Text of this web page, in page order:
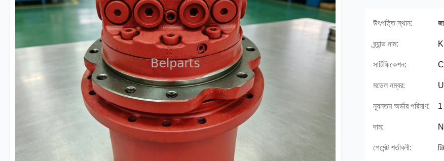
উৎপত্তি স্থান:
ব্র্যান্ড নাম:
সার্টিফিকেশন:
মডেল নম্বর:
ন্যূনতম অর্ডার পরিমাণ: 1
দাম:
পেমেন্ট শর্তাবলী: